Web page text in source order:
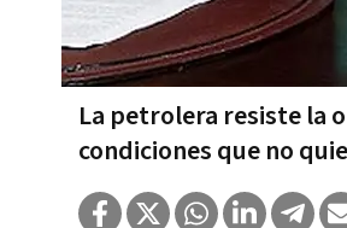
La petrolera resiste la
condiciones que no